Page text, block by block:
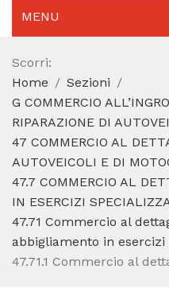
MENU
AGGIORNAMENTO 2025
SEZIONI
CODICE ATECO A COSA
CODICE FISCALE
Scorri:
Home
Sezioni
G COMMERCIO
RIPARAZIONE DI
47 COMMERCIO AL
AUTOVEICOLI E DI
47.7 COMMERCIO AL
IN ESERCIZI
47.71 Commercio al
abbigliamento in esercizi
47.71.1 Commercio al